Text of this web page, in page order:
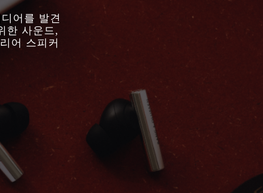
어를 발견
한 사운드,
어 스피커